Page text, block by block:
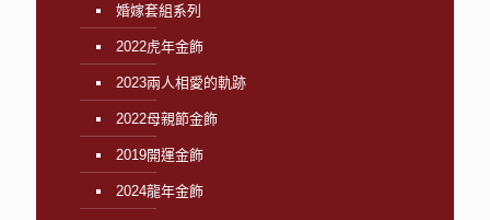
婚嫁套組系列
2022虎年金飾
2023兩人相愛的軌跡
2022母親節金飾
2019開運金飾
2024龍年金飾